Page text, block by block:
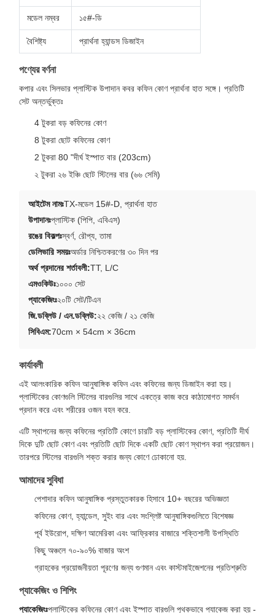
মডেল নম্বর ১৫#-ডি
বৈশিষ্ট্য প্রার্থনা হ্যান্ডস ডিজাইন
পণ্যের বর্ণনা
কপার এবং সিলভার প্লাস্টিক উপাদান কবর কফিন কোণ প্রার্থনা হাত সঙ্গে। প্রতিটি
সেট অন্তর্ভুক্তঃ
4 টুকরা বড় কফিনের কোণ
8 টুকরা ছোট কফিনের কোণ
2 টুকরা 80 "দীর্ঘ ইস্পাত বার (203cm)
২ টুকরা ২৬ ইঞ্চি ছোট স্টিলের বার (৬৬ সেমি)
আইটেম নামঃTX-মডেল 15#-D, প্রার্থনা হাত
উপাদানঃপ্লাস্টিক (পিপি, এবিএস)
রঙের বিকল্পঃস্বর্ণ, রৌপ্য, তামা
ডেলিভারি সময়ঃঅর্ডার নিশ্চিতকরণের ৩০ দিন পর
অর্থ প্রদানের শর্তাবলী:TT, L/C
এমওকিউঃ১০০০ সেট
প্যাকেজিংঃ২০টি সেট/টিএন
জি.ডব্লিউ / এন.ডব্লিউ:২২ কেজি / ২১ কেজি
সিবিএম:70cm × 54cm × 36cm
কার্যাবলী
এই আলংকারিক কফিন আনুষাঙ্গিক কফিন এবং কফিনের জন্য ডিজাইন করা হয়।
প্লাস্টিকের কোণগুলি স্টিলের বারগুলির সাথে একত্রে কাজ করে কাঠামোগত সমর্থন
প্রদান করে এবং শরীরের ওজন বহন করে.
এটি স্থাপনের জন্য কফিনের প্রতিটি কোণে চারটি বড় প্লাস্টিকের কোণ, প্রতিটি দীর্ঘ
দিকে দুটি ছোট কোণ এবং প্রতিটি ছোট দিকে একটি ছোট কোণ স্থাপন করা প্রয়োজন।
তারপরে স্টিলের বারগুলি শক্ত করার জন্য কোণে ঢোকানো হয়.
আমাদের সুবিধা
পেশাদার কফিন আনুষাঙ্গিক প্রস্তুতকারক হিসাবে 10+ বছরের অভিজ্ঞতা
কফিনের কোণ, হ্যান্ডেল, সুইং বার এবং সংশ্লিষ্ট আনুষাঙ্গিকগুলিতে বিশেষজ্ঞ
পূর্ব ইউরোপ, দক্ষিণ আমেরিকা এবং আফ্রিকার বাজারে শক্তিশালী উপস্থিতি
কিছু অঞ্চলে ৭০-৯০% বাজার অংশ
গ্রাহকের প্রয়োজনীয়তা পূরণের জন্য গুণমান এবং কাস্টমাইজেশনের প্রতিশ্রুতি
প্যাকেজিং ও শিপিং
প্যাকেজিংঃপ্লাস্টিকের কফিনের কোণ এবং ইস্পাত বারগুলি পৃথকভাবে প্যাকেজ করা হয় -